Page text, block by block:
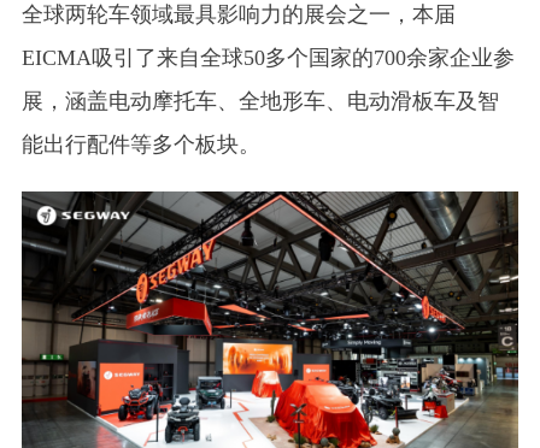
全球两轮车领域最具影响力的展会之一，本届
EICMA吸引了来自全球50多个国家的700余家企业参
展，涵盖电动摩托车、全地形车、电动滑板车及智
能出行配件等多个板块。